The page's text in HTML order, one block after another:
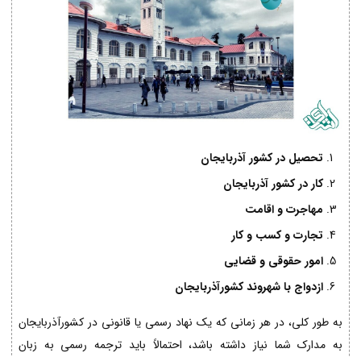
تحصیل در کشور آذربایجان
کار در کشور آذربایجان
مهاجرت و اقامت
تجارت و کسب و کار
امور حقوقی و قضایی
ازدواج با شهروند کشورآذربایجان
به طور کلی، در هر زمانی که یک نهاد رسمی یا قانونی در کشورآذربایجان
به مدارک شما نیاز داشته باشد، احتمالاً باید ترجمه رسمی به زبان